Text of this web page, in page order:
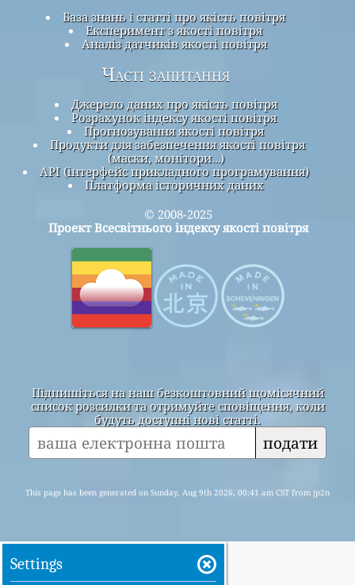
База знань і статті про якість повітря
Експеримент з якості повітря
Аналіз датчиків якості повітря
Часті запитання
Джерело даних про якість повітря
Розрахунок індексу якості повітря
Прогнозування якості повітря
Продукти для забезпечення якості повітря
(маски, монітори…)
API (інтерфейс прикладного програмування)
Платформа історичних даних
© 2008-2025
Проект Всесвітнього індексу якості повітря
Підпишіться на наш безкоштовний щомісячний
список розсилки та отримуйте сповіщення, коли
будуть доступні нові статті.
подати
This page has been generated on Sunday, Aug 9th 2026, 00:41 am CST from jp2n
Settings